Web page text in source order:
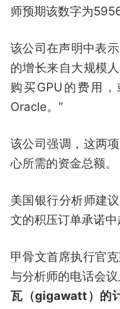
师预期该数字为
该公司在声明中表
的增长来自大规模
购买GPU的费用
Oracle。”
该公司强调，这两
心所需的资金总额。
美国银行分析师建
文的积压订单承诺中
甲骨文首席执行官
与分析师的电话会
瓦（gigawatt）的